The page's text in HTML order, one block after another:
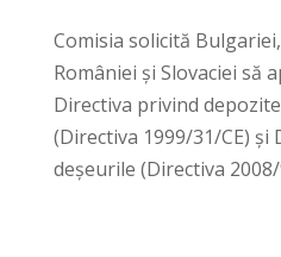
Comisia solicită
României și Slovaciei să
Directiva privind
(Directiva 1999/31/CE)
deșeurile (Directiva 2008/